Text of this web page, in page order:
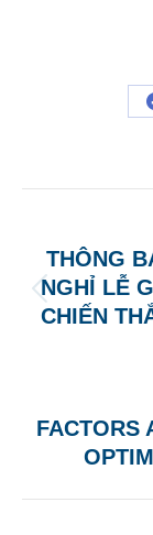
THÔNG
NGHỈ LỄ
CHIẾN
FACTORS